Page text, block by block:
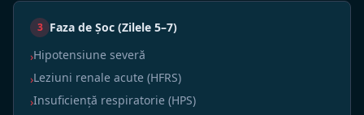
3 Faza de Șoc (Zilele 5–7)
›Hipotensiune severă
›Leziuni renale acute (HFRS)
›Insuficiență respiratorie (HPS)